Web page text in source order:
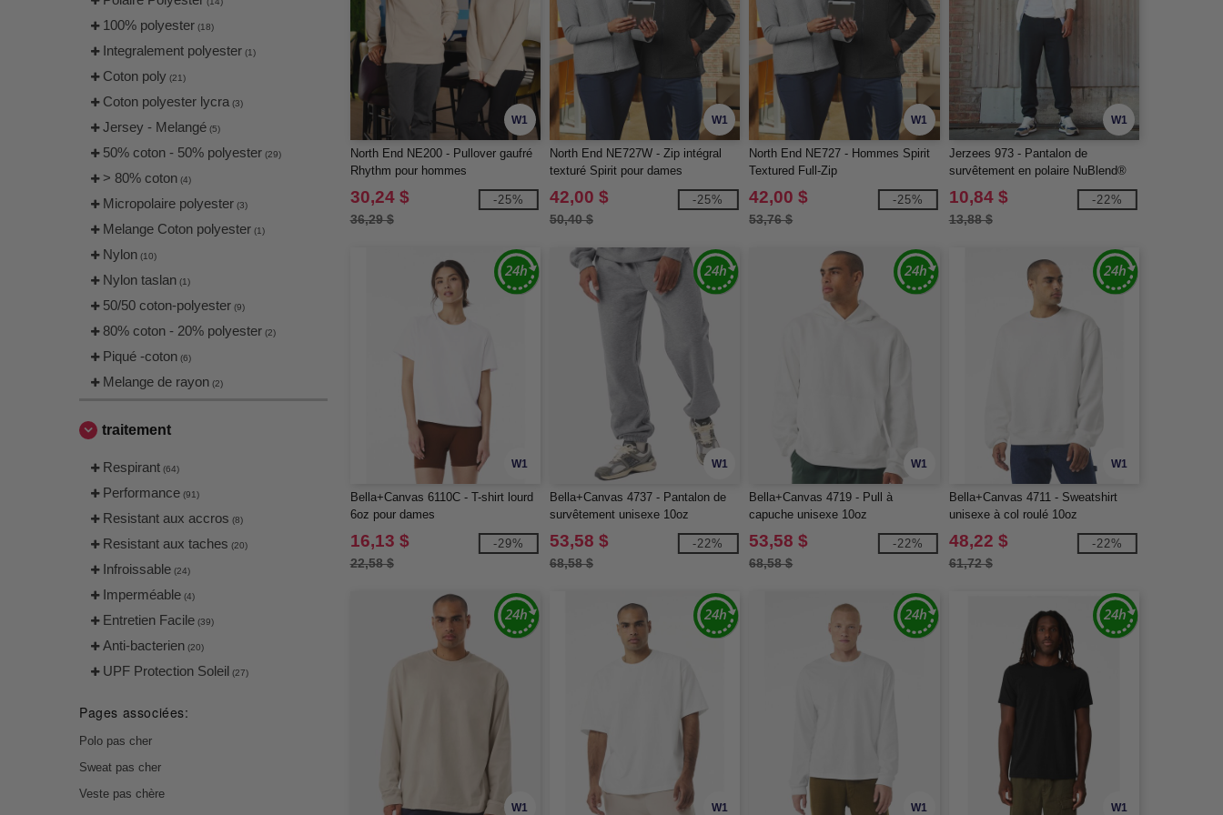
100% polyester (18)
Integralement polyester (1)
Coton poly (21)
Coton polyester lycra (3)
Jersey - Melangé (5)
50% coton - 50% polyester (29)
> 80% coton (4)
Micropolaire polyester (3)
Melange Coton polyester (1)
Nylon (10)
Nylon taslan (1)
50/50 coton-polyester (9)
80% coton - 20% polyester (2)
Piqué -coton (6)
Melange de rayon (2)
traitement
Respirant (64)
Performance (91)
Resistant aux accros (8)
Resistant aux taches (20)
Infroissable (24)
Imperméable (4)
Entretien Facile (39)
Anti-bacterien (20)
UPF Protection Soleil (27)
Pages associées:
Polo pas cher
Sweat pas cher
Veste pas chère
W1
North End NE200 - Pullover gaufré
Rhythm pour hommes
30,24 $
36,29 $
-25%
W1
North End NE727W - Zip intégral
texturé Spirit pour dames
42,00 $
50,40 $
-25%
W1
North End NE727 - Hommes Spirit
Textured Full-Zip
42,00 $
53,76 $
-25%
W1
Jerzees 973 - Pantalon de
survêtement en polaire NuBlend®
pour adultes
10,84 $
13,88 $
-22%
W1
Bella+Canvas 6110C - T-shirt lourd
6oz pour dames
16,13 $
22,58 $
-29%
W1
Bella+Canvas 4737 - Pantalon de
survêtement unisexe 10oz
53,58 $
68,58 $
-22%
W1
Bella+Canvas 4719 - Pull à
capuche unisexe 10oz
53,58 $
68,58 $
-22%
W1
Bella+Canvas 4711 - Sweatshirt
unisexe à col roulé 10oz
48,22 $
61,72 $
-22%
W1 W1 W1 W1